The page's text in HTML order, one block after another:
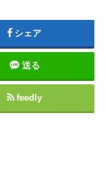
シェア
送る
feedly